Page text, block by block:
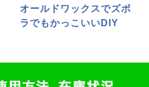
オールドワックスでズボ
ラでもかっこいいDIY